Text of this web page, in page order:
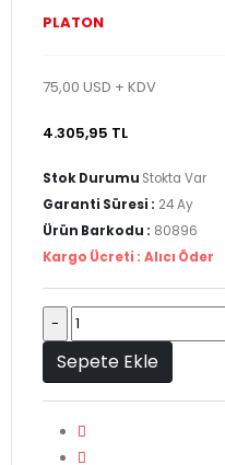
PLATON
75,00 USD + KDV
4.305,95 TL
Stok Durumu Stokta Var
Garanti Süresi : 24 Ay
Ürün Barkodu : 80896
Kargo Ücreti : Alıcı Öder
Sepete Ekle